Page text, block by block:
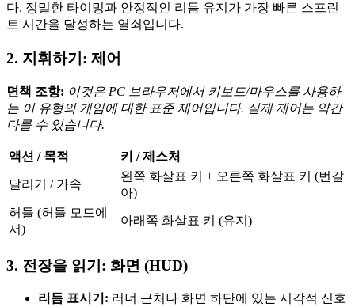
다. 정밀한 타이밍과 안정적인 리듬 유지가 가장 빠른 스프린
트 시간을 달성하는 열쇠입니다.
2. 지휘하기: 제어
면책 조항: 이것은 PC 브라우저에서 키보드/마우스를 사용하
는 이 유형의 게임에 대한 표준 제어입니다. 실제 제어는 약간
다를 수 있습니다.
액션 / 목적 키 / 제스처
달리기 / 가속
왼쪽 화살표 키 + 오른쪽 화살표 키 (번갈
아)
허들 (허들 모드에
서)
아래쪽 화살표 키 (유지)
3. 전장을 읽기: 화면 (HUD)
리듬 표시기: 러너 근처나 화면 하단에 있는 시각적 신호